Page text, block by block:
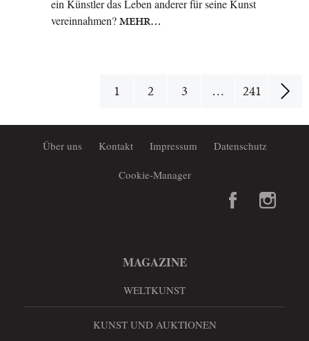
ein Künstler das Leben anderer für seine Kunst
vereinnahmen?MEHR…
1 2 3 … 241
Über uns Kontakt Impressum Datenschutz
Cookie-Manager
MAGAZINE
WELTKUNST
KUNST UND AUKTIONEN